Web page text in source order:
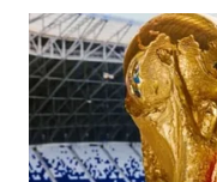
KEPULAUAN
SERIBU
WN
TANGERANG